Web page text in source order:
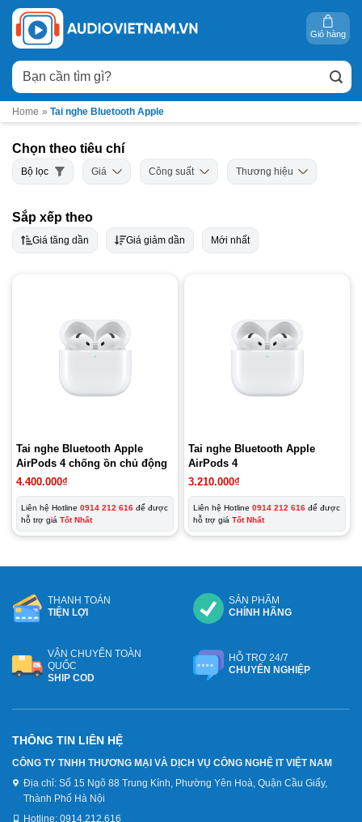
Bỏ
qua
nội
dung
Tìm
kiếm:
Giỏ hàng
Home » Tai nghe Bluetooth Apple
Chọn theo tiêu chí
Bộ lọc Giá Công suất Thương hiệu
Sắp xếp theo
Giá tăng dần Giá giảm dần Mới nhất
Tai nghe Bluetooth Apple
AirPods 4 chống ồn chủ động
4.400.000₫
Liên hệ Hotline 0914 212 616 để được
hỗ trợ giá Tốt Nhất
Tai nghe Bluetooth Apple
AirPods 4
3.210.000₫
Liên hệ Hotline 0914 212 616 để được
hỗ trợ giá Tốt Nhất
THANH TOÁN
TIỆN LỢI
SẢN PHẨM
CHÍNH HÃNG
VẬN CHUYỂN TOÀN
QUỐC
SHIP COD
HỖ TRỢ 24/7
CHUYÊN NGHIỆP
THÔNG TIN LIÊN HỆ
CÔNG TY TNHH THƯƠNG MẠI VÀ DỊCH VỤ CÔNG NGHỆ IT VIỆT NAM
Địa chỉ: Số 15 Ngõ 88 Trung Kính, Phường Yên Hoà, Quận Cầu Giấy,
Thành Phố Hà Nội
Hotline: 0914.212.616